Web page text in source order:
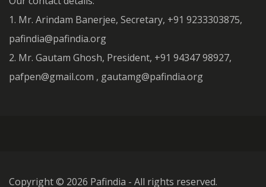
1. Mr. Arindam Banerjee, Secretary, +91 9233303875,
pafindia@pafindia.org
2. Mr. Gautam Ghosh, President, +91 94347 98927,
pafpen@gmail.com , gautamg@pafindia.org
Copyright © 2026 Pafindia - All rights reserved.